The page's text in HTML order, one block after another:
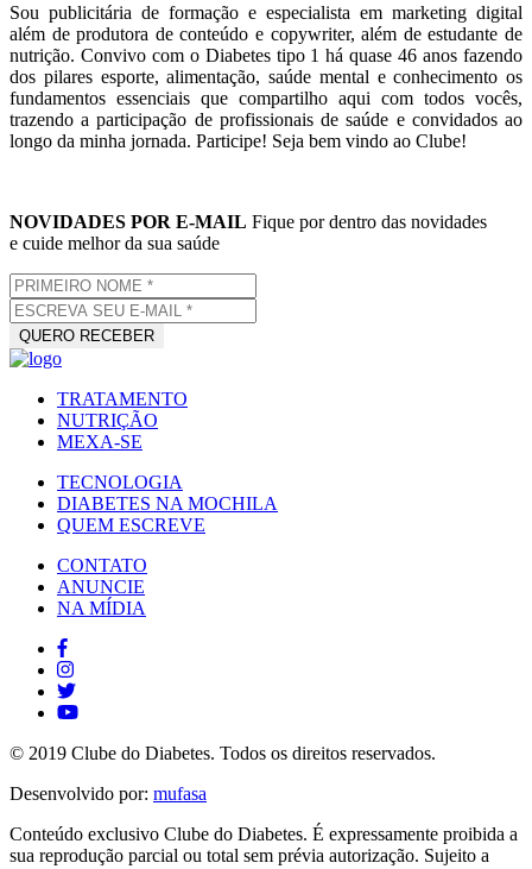
Sou publicitária de formação e especialista em marketing digital
além de produtora de conteúdo e copywriter, além de estudante de
nutrição. Convivo com o Diabetes tipo 1 há quase 46 anos fazendo
dos pilares esporte, alimentação, saúde mental e conhecimento os
fundamentos essenciais que compartilho aqui com todos vocês,
trazendo a participação de profissionais de saúde e convidados ao
longo da minha jornada. Participe! Seja bem vindo ao Clube!
NOVIDADES POR E-MAIL Fique por dentro das novidades
e cuide melhor da sua saúde
TRATAMENTO
NUTRIÇÃO
MEXA-SE
TECNOLOGIA
DIABETES NA MOCHILA
QUEM ESCREVE
CONTATO
ANUNCIE
NA MÍDIA
© 2019 Clube do Diabetes. Todos os direitos reservados.
Desenvolvido por: mufasa
Conteúdo exclusivo Clube do Diabetes. É expressamente proibida a
sua reprodução parcial ou total sem prévia autorização. Sujeito a